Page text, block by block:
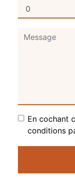
En cochant
conditions